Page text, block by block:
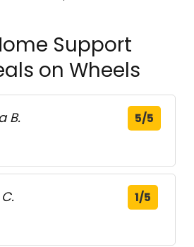
Support
on Wheels
B. 5/5
1/5